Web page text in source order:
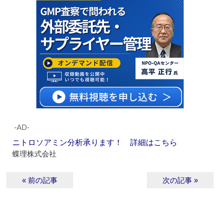
‐AD‐
ニトロソアミン分析承ります！ 詳細はこちら
蝶理株式会社
« 前の記事 次の記事 »